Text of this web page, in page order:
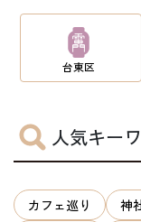
台東区
人気キー
カフェ巡り 神